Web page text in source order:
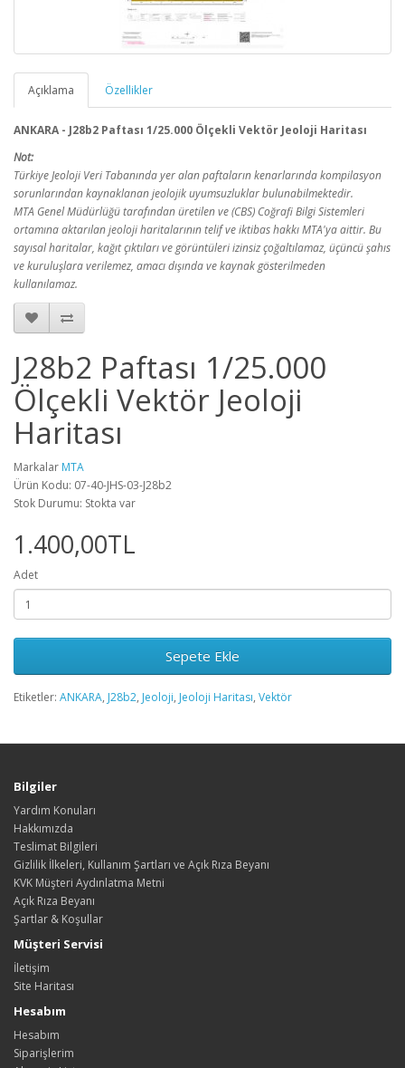
Açıklama Özellikler
ANKARA - J28b2 Paftası 1/25.000 Ölçekli Vektör Jeoloji Haritası
Not:
Türkiye Jeoloji Veri Tabanında yer alan paftaların kenarlarında kompilasyon
sorunlarından kaynaklanan jeolojik uyumsuzluklar bulunabilmektedir.
MTA Genel Müdürlüğü tarafından üretilen ve (CBS) Coğrafi Bilgi Sistemleri
ortamına aktarılan jeoloji haritalarının telif ve iktibas hakkı MTA'ya aittir. Bu
sayısal haritalar, kağıt çıktıları ve görüntüleri izinsiz çoğaltılamaz, üçüncü şahıs
ve kuruluşlara verilemez, amacı dışında ve kaynak gösterilmeden
kullanılamaz.
J28b2 Paftası 1/25.000
Ölçekli Vektör Jeoloji
Haritası
Markalar MTA
Ürün Kodu: 07-40-JHS-03-J28b2
Stok Durumu: Stokta var
1.400,00TL
Adet
Sepete Ekle
Etiketler: ANKARA, J28b2, Jeoloji, Jeoloji Haritası, Vektör
Bilgiler
Yardım Konuları
Hakkımızda
Teslimat Bilgileri
Gizlilik İlkeleri, Kullanım Şartları ve Açık Rıza Beyanı
KVK Müşteri Aydınlatma Metni
Açık Rıza Beyanı
Şartlar & Koşullar
Müşteri Servisi
İletişim
Site Haritası
Hesabım
Hesabım
Siparişlerim